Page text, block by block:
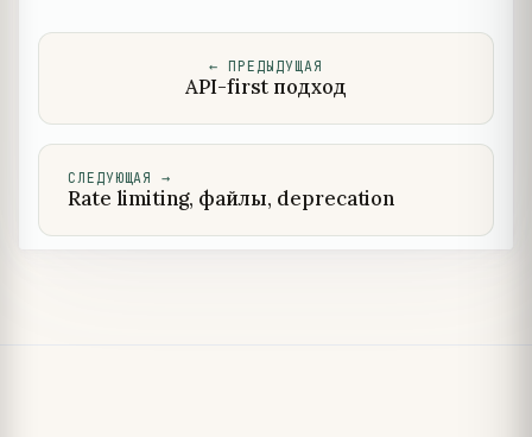
← ПРЕДЫДУЩАЯ
API-first подход
СЛЕДУЮЩАЯ →
Rate limiting, файлы, deprecation